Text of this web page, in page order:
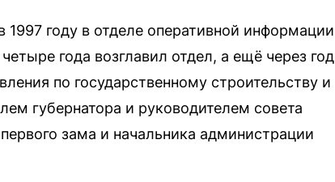
году в отделе оперативной информации
года возглавил отдел, а ещё через год
по государственному строительству и
губернатора и руководителем совета
зама и начальника администрации